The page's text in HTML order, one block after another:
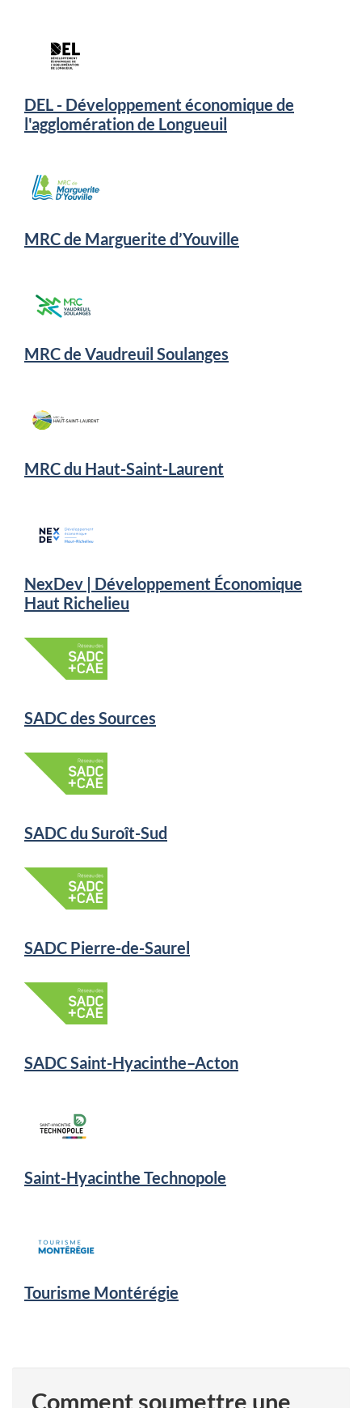
DEL - Développement économique de
l'agglomération de Longueuil
MRC de Marguerite d’Youville
MRC de Vaudreuil Soulanges
MRC du Haut-Saint-Laurent
NexDev | Développement Économique
Haut Richelieu
SADC des Sources
SADC du Suroît-Sud
SADC Pierre-de-Saurel
SADC Saint-Hyacinthe–Acton
Saint-Hyacinthe Technopole
Tourisme Montérégie
Comment soumettre une